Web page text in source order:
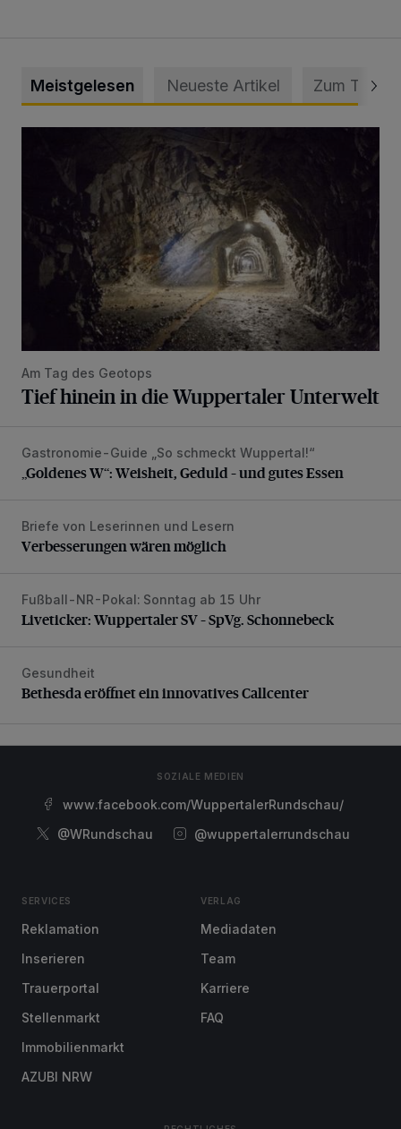
Meistgelesen Neueste Artikel Zum Thema
Am Tag des Geotops
Tief hinein in die Wuppertaler Unterwelt
„Goldenes W“: Weisheit, Geduld – und gutes Essen
Gastronomie-Guide „So schmeckt Wuppertal!“
„Goldenes W“: Weisheit, Geduld – und gutes Essen
Verbesserungen wären möglich
Briefe von Leserinnen und Lesern
Verbesserungen wären möglich
Liveticker: Wuppertaler SV – SpVg. Schonnebeck
Fußball-NR-Pokal: Sonntag ab 15 Uhr
Liveticker: Wuppertaler SV – SpVg. Schonnebeck
Bethesda eröffnet ein innovatives Callcenter
Gesundheit
Bethesda eröffnet ein innovatives Callcenter
SOZIALE MEDIEN
www.facebook.com/WuppertalerRundschau/
@WRundschau
@wuppertalerrundschau
SERVICES
Reklamation
Inserieren
Trauerportal
Stellenmarkt
Immobilienmarkt
AZUBI NRW
VERLAG
Mediadaten
Team
Karriere
FAQ